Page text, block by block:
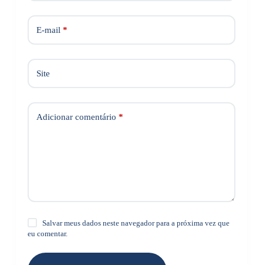
E-mail *
Site
Adicionar comentário *
Salvar meus dados neste navegador para a próxima vez que
eu comentar.